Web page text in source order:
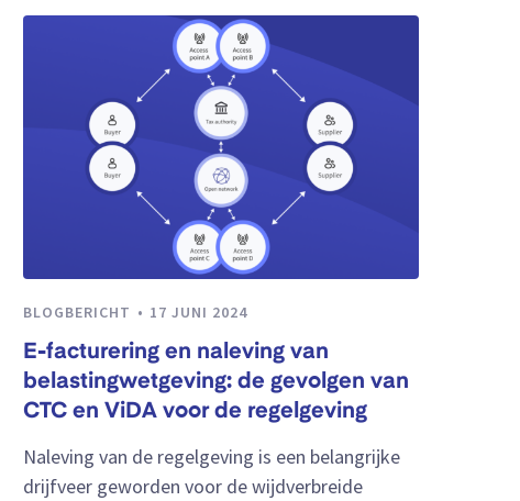
BLOGBERICHT 17 JUNI 2024
E-facturering en naleving van
belastingwetgeving: de gevolgen van
CTC en ViDA voor de regelgeving
Naleving van de regelgeving is een belangrijke
drijfveer geworden voor de wijdverbreide